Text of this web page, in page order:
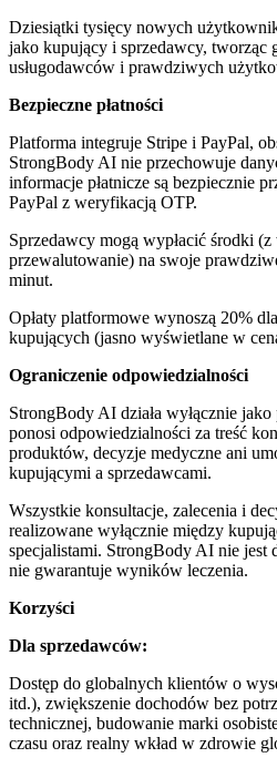
Dziesiątki tysięcy nowych
jako kupujący i sprzedawcy, tworząc
usługodawców i prawdziwych
Bezpieczne płatności
Platforma integruje Stripe i PayPal,
StrongBody AI nie przechowuje
informacje płatnicze są bezpiecznie
PayPal z weryfikacją OTP.
Sprzedawcy mogą wypłacić środki (z
przewalutowanie) na swoje
minut.
Opłaty platformowe wynoszą 20%
kupujących (jasno wyświetlane w
Ograniczenie odpowiedzialności
StrongBody AI działa wyłącznie
ponosi odpowiedzialności za treść
produktów, decyzje medyczne ani
kupującymi a sprzedawcami.
Wszystkie konsultacje, zalecenia i
realizowane wyłącznie między
specjalistami. StrongBody AI nie jest
nie gwarantuje wyników leczenia.
Korzyści
Dla sprzedawców:
Dostęp do globalnych klientów o
itd.), zwiększenie dochodów bez
technicznej, budowanie marki
czasu oraz realny wkład w zdrowie